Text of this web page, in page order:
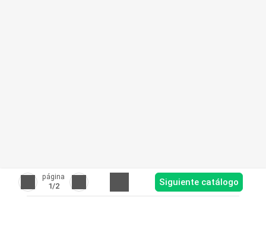
página
1/2 Siguiente catálogo